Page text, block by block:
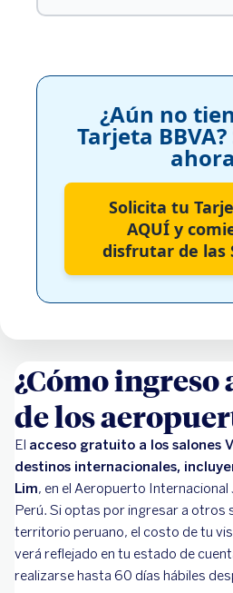
¿Aún no
Tarjeta
ahora
Solicita tu
AQUÍ y
disfrutar de las
¿Cómo ingreso
de los
El acceso gratuito a los salones
destinos internacionales,
Lim, en el Aeropuerto Internacional
Perú. Si optas por ingresar a otros
territorio peruano, el costo de tu
verá reflejado en tu estado de
realizarse hasta 60 días hábiles